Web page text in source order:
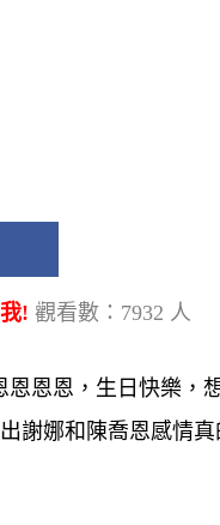
! 觀看數：7932 人
恩恩，生日快樂，
謝娜和陳喬恩感情